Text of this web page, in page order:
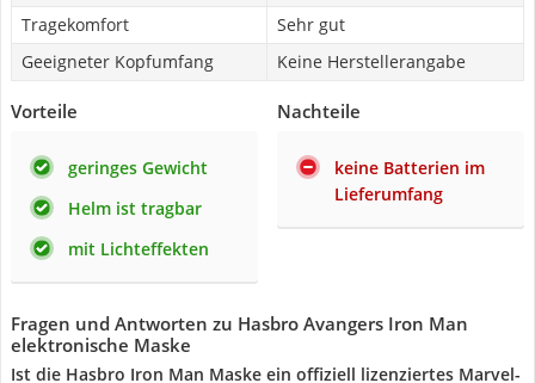
Tragekomfort
Sehr gut
Geeigneter Kopfumfang
Keine Herstellerangabe
Vorteile
geringes Gewicht
Helm ist tragbar
mit Lichteffekten
Nachteile
keine Batterien im
Lieferumfang
Fragen und Antworten zu Hasbro Avangers Iron Man
elektronische Maske
Ist die Hasbro Iron Man Maske ein offiziell lizenziertes Marvel-